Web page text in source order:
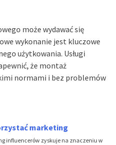
może wydawać się
wykonanie jest kluczowe
użytkowania. Usługi
że montaż
normami i bez problemów
marketing
influencerów zyskuje na znaczeniu w